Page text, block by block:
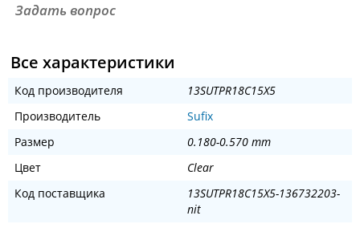
Задать вопрос
Все характеристики
Код производителя
13SUTPR18C15X5
Производитель
Sufix
Размер
0.180-0.570 mm
Цвет
Clear
Код поставщика
13SUTPR18C15X5-136732203-
nit